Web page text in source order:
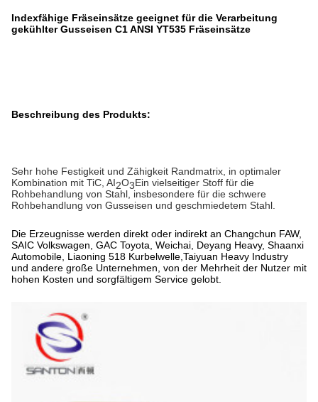
Indexfähige Fräseinsätze geeignet für die Verarbeitung
gekühlter Gusseisen C1 ANSI YT535 Fräseinsätze
Beschreibung des Produkts:
Sehr hohe Festigkeit und Zähigkeit Randmatrix, in optimaler
Kombination mit TiC, AI2O3Ein vielseitiger Stoff für die
Rohbehandlung von Stahl, insbesondere für die schwere
Rohbehandlung von Gusseisen und geschmiedetem Stahl.
Die Erzeugnisse werden direkt oder indirekt an Changchun FAW,
SAIC Volkswagen, GAC Toyota, Weichai, Deyang Heavy, Shaanxi
Automobile, Liaoning 518 Kurbelwelle,Taiyuan Heavy Industry
und andere große Unternehmen, von der Mehrheit der Nutzer mit
hohen Kosten und sorgfältigem Service gelobt.